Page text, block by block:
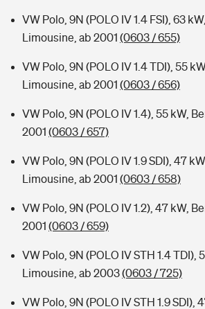
VW Polo, 9N (POLO IV 1.4 FSI), 63
Limousine, ab 2001 (0603 / 655)
VW Polo, 9N (POLO IV 1.4 TDI), 55
Limousine, ab 2001 (0603 / 656)
VW Polo, 9N (POLO IV 1.4), 55 kW,
2001 (0603 / 657)
VW Polo, 9N (POLO IV 1.9 SDI), 47
Limousine, ab 2001 (0603 / 658)
VW Polo, 9N (POLO IV 1.2), 47 kW,
2001 (0603 / 659)
VW Polo, 9N (POLO IV STH 1.4 TDI),
Limousine, ab 2003(0603 / 725)
VW Polo, 9N (POLO IV STH 1.9 SDI),